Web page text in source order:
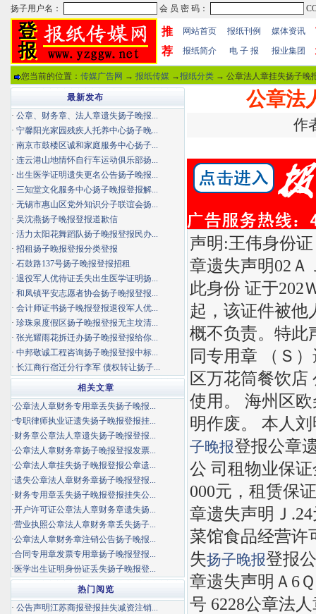
推
荐
网站首页 报纸刊例 媒体资讯
报纸简介 电 子 报 报业集团
您当前的位置： 传媒广告网 → 报纸传媒 →报纸分类 → 公章法人章挂失扬子晚
公章法
作
声明:王伟身份
章遗失声明02Ａ
此身份 证于202
起，该证件被他
概不负责。特此
同专用章 （Ｓ
区万花筒餐饮店
使用。 海州区
明作废。 本人
子晚报登报公章
公 司租物业保
000元，租赁保
章遗失声明Ｊ
菜馆食品经营许
失扬子晚报登报
章遗失声明Ａ6
号 6228公章法
最新发布
· 公章、财务章、法人章遗失扬子晚报...
· 宁馨阳光家园残疾人托养中心扬子晚...
· 南京市鼓楼区诚和家庭服务中心扬子...
· 连云港山地情怀自行车运动俱乐部扬...
· 出生医学证明遗失更名公告扬子晚报...
· 三知堂文化服务中心扬子晚报登报解...
· 无锡市惠山区党外知识分子联谊会扬...
· 吴沈燕扬子晚报登报道歉信
· 活力太阳花舞蹈队扬子晚报登报民办...
· 招租扬子晚报登报分类登报
· 石鼓路137号扬子晚报登报招租
· 退役军人优待证丢失出生医学证明扬...
· 和凤镇平安志愿者协会扬子晚报登报...
· 会计师证书扬子晚报登报退役军人优...
· 珍珠泉度假区扬子晚报登报无主坟清...
· 张光耀雨花拆迁办扬子晚报登报给你...
· 中邦敬诚工程咨询扬子晚报登报中标...
· 长江商行宿迁分行李军 债权转让扬子...
相关文章
·公章法人章财务专用章丢失扬子晚报...
·专职律师执业证遗失扬子晚报登报挂...
·财务章公章法人章遗失扬子晚报登报...
·公章法人章财务章扬子晚报登报发票...
·公章法人章挂失扬子晚报登报公章遗...
·遗失公章法人章财务章扬子晚报登报...
·财务专用章丢失扬子晚报登报挂失公...
·开户许可证公章法人章财务章遗失扬...
·营业执照公章法人章财务章丢失扬子...
·公章法人章财务章注销公告扬子晚报...
·合同专用章发票专用章扬子晚报登报...
· 医学出生证明身份证丢失扬子晚报登...
热门阅览
· 公告声明江苏商报登报挂失减资注销...